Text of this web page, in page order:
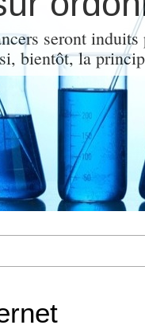
seront
bientôt, la